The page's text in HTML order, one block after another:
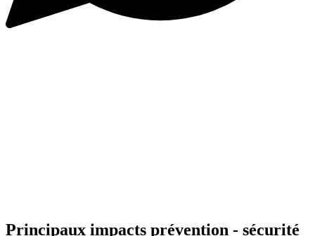
Principaux impacts prévention - sécurité